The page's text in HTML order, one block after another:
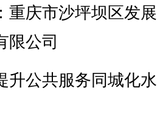
庆市沙坪坝区发展
限公司
公共服务同城化水